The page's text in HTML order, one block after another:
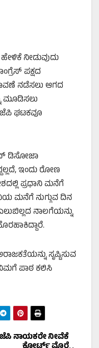
ನೀಡುವುದು
ಪಕ್ಷದ
ನಡೆಸಲು ಆಗದ
ಮೂಡಿಸಲು
ಬಿಜೆಪಿ ಘಟಕವೂ
ಡಿಸೋಜಾ
ಇಂದು ರೋಣ
ಪ್ರಧಾನಿ ಮನೆಗೆ
ಮನೆಗೆ ನುಗ್ಗುವ ದಿನ
ನಾಲಗೆಯನ್ನು
ಸೃಷ್ಟಿಸುವ
ನಿಮಗೆ ಪಾಠ ಕಲಿಸಿ
ನಾಯಕರೇ ನೀವೆಕೆ